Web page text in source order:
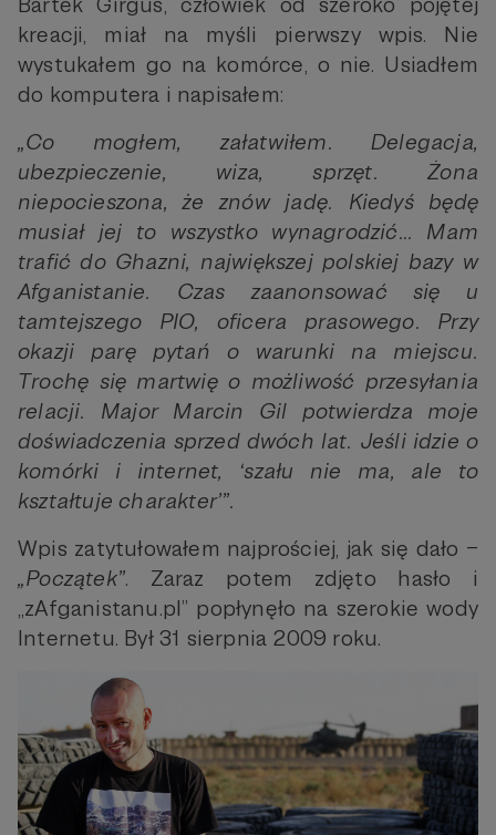
kreacji, miał na myśli pierwszy wpis. Nie
wystukałem go na komórce, o nie. Usiadłem
do komputera i napisałem:
„Co mogłem, załatwiłem. Delegacja,
ubezpieczenie, wiza, sprzęt. Żona
niepocieszona, że znów jadę. Kiedyś będę
musiał jej to wszystko wynagrodzić… Mam
trafić do Ghazni, największej polskiej bazy w
Afganistanie. Czas zaanonsować się u
tamtejszego PIO, oficera prasowego. Przy
okazji parę pytań o warunki na miejscu.
Trochę się martwię o możliwość przesyłania
relacji. Major Marcin Gil potwierdza moje
doświadczenia sprzed dwóch lat. Jeśli idzie o
komórki i internet, ‘szału nie ma, ale to
kształtuje charakter’”.
Wpis zatytułowałem najprościej, jak się dało –
„Początek”. Zaraz potem zdjęto hasło i
„zAfganistanu.pl” popłynęło na szerokie wody
Internetu. Był 31 sierpnia 2009 roku.